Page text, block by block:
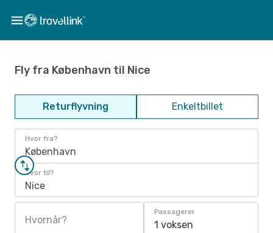
Fly fra København til Nice
Returflyvning Enkeltbillet
Hvor fra?
København
Hvor til?
Nice
Hvornår?
Passagerer
1 voksen